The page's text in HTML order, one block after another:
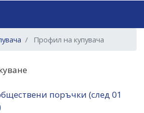
Профил на купувача
поръчки (след 01